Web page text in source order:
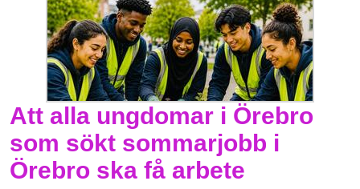
Att alla ungdomar i Örebro
som sökt sommarjobb i
Örebro ska få arbete